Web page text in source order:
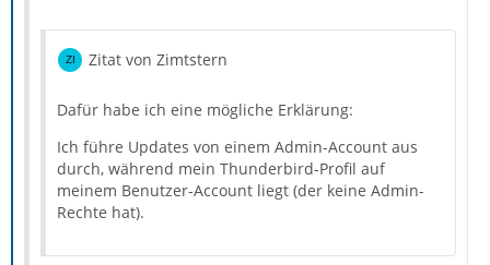
Zitat von Zimtstern
Dafür habe ich eine mögliche Erklärung:
Ich führe Updates von einem Admin-Account aus
durch, während mein Thunderbird-Profil auf
meinem Benutzer-Account liegt (der keine Admin-
Rechte hat).